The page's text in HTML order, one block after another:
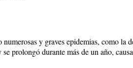
y graves epidemias, como la
prolongó durante más de un año,